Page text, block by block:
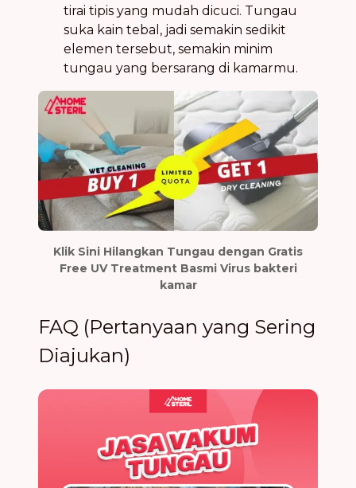
tirai tipis yang mudah dicuci. Tungau
suka kain tebal, jadi semakin sedikit
elemen tersebut, semakin minim
tungau yang bersarang di kamarmu.
Klik Sini Hilangkan Tungau dengan Gratis
Free UV Treatment Basmi Virus bakteri
kamar
FAQ (Pertanyaan yang Sering
Diajukan)